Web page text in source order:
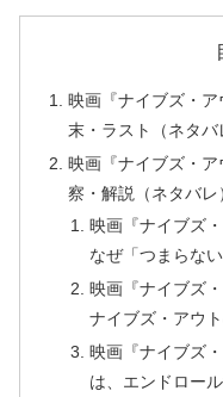
映画『ナイブズ・
末・ラスト（ネタバ
映画『ナイブズ・
察・解説（ネタバレ
映画『ナイブズ
なぜ「つまらな
映画『ナイブズ
ナイブズ・アウ
映画『ナイブズ
は、エンドロー